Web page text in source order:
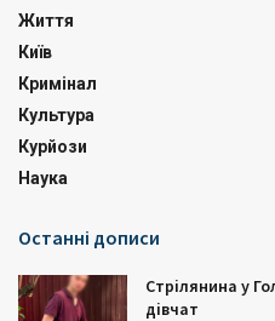
Життя
Київ
Кримінал
Культура
Курйози
Наука
Останні дописи
Стрілянина у
дівчат